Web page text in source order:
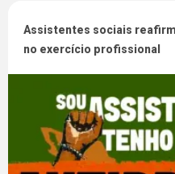
Assistentes sociais
no exercício profissional